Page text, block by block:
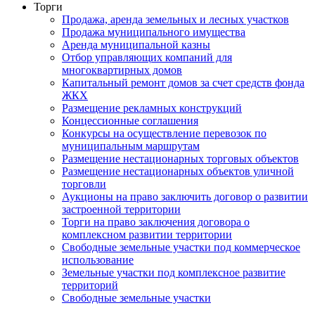
Торги
Продажа, аренда земельных и лесных участков
Продажа муниципального имущества
Аренда муниципальной казны
Отбор управляющих компаний для
многоквартирных домов
Капитальный ремонт домов за счет средств фонда
ЖКХ
Размещение рекламных конструкций
Концессионные соглашения
Конкурсы на осуществление перевозок по
муниципальным маршрутам
Размещение нестационарных торговых объектов
Размещение нестационарных объектов уличной
торговли
Аукционы на право заключить договор о развитии
застроенной территории
Торги на право заключения договора о
комплексном развитии территории
Свободные земельные участки под коммерческое
использование
Земельные участки под комплексное развитие
территорий
Свободные земельные участки